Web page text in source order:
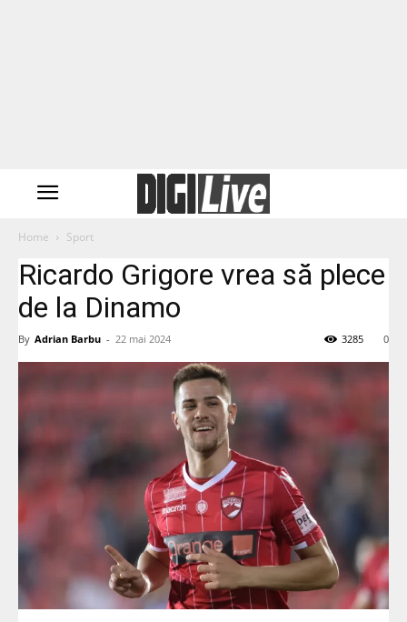
Home Sport
Ricardo Grigore vrea să plece
de la Dinamo
By Adrian Barbu - 22 mai 2024 0
3285